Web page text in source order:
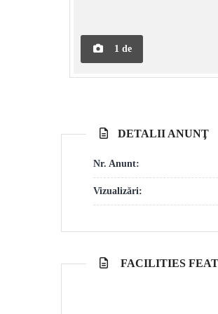
1 de
DETALII ANUNŢ
Nr. Anunt:
Vizualizări:
FACILITIES